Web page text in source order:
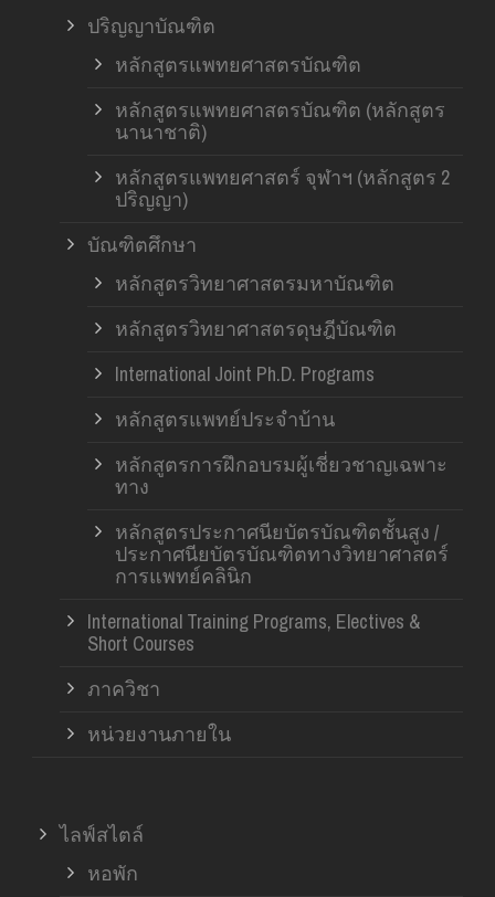
ปริญญาบัณฑิต
หลักสูตรแพทยศาสตรบัณฑิต
หลักสูตรแพทยศาสตรบัณฑิต (หลักสูตร
นานาชาติ)
หลักสูตรแพทยศาสตร์ จุฬาฯ (หลักสูตร 2
ปริญญา)
บัณฑิตศึกษา
หลักสูตรวิทยาศาสตรมหาบัณฑิต
หลักสูตรวิทยาศาสตรดุษฎีบัณฑิต
International Joint Ph.D. Programs
หลักสูตรแพทย์ประจำบ้าน
หลักสูตรการฝึกอบรมผู้เชี่ยวชาญเฉพาะ
ทาง
หลักสูตรประกาศนียบัตรบัณฑิตชั้นสูง /
ประกาศนียบัตรบัณฑิตทางวิทยาศาสตร์
การแพทย์คลินิก
International Training Programs, Electives &
Short Courses
ภาควิชา
หน่วยงานภายใน
ไลฟ์สไตล์
หอพัก